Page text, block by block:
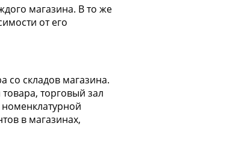
магазина. В то же
от его
со складов магазина.
торговый зал
в магазинах,